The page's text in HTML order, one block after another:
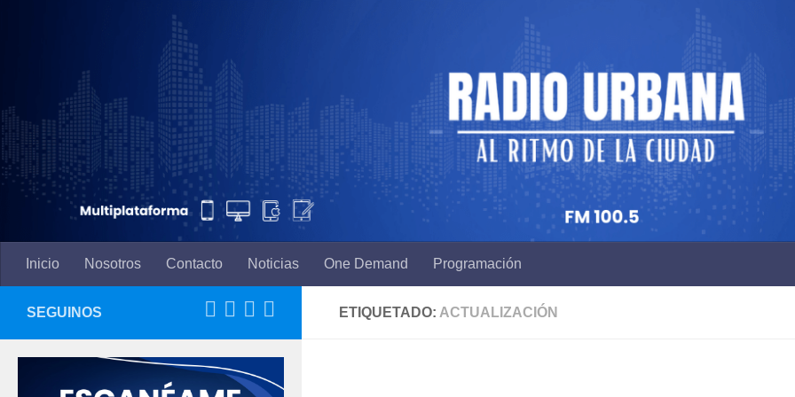
Inicio Nosotros Contacto Noticias One Demand Programación
ETIQUETADO: ACTUALIZACIÓN
SEGUINOS